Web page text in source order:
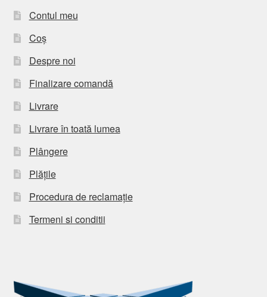
Contul meu
Coș
Despre noi
Finalizare comandă
Livrare
Livrare în toată lumea
Plângere
Plățile
Procedura de reclamație
Termeni si conditii